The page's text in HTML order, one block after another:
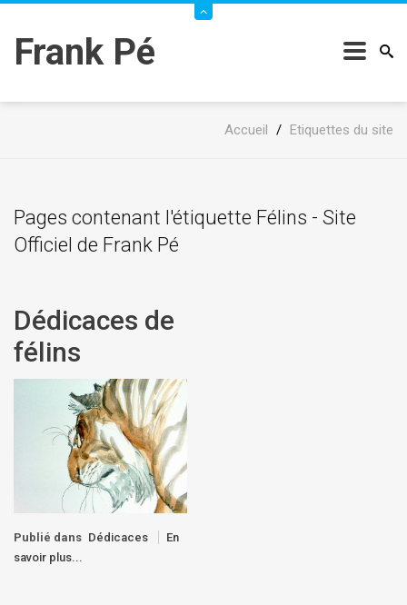
Frank Pé
Accueil / Etiquettes du site
Pages contenant l'étiquette Félins - Site
Officiel de Frank Pé
Dédicaces de
félins
Publié dans Dédicaces
En
savoir plus...